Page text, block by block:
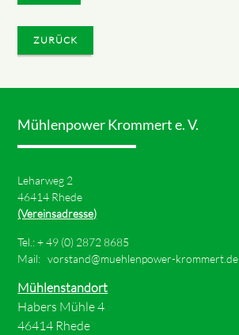
ZURÜCK
Mühlenpower Krommert e. V.
Leharweg 2
46414 Rhede
(Vereinsadresse)
Tel.: +49 (0) 2872 8685
Mail:vorstand@muehlenpower-krommert.de
Mühlenstandort
Habers Mühle 4
46414 Rhede